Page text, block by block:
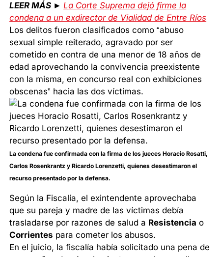
LEER MÁS ►La Corte Suprema dejó firme la
condena a un exdirector de Vialidad de Entre Ríos
Los delitos fueron clasificados como “abuso
sexual simple reiterado, agravado por ser
cometido en contra de una menor de 18 años de
edad aprovechando la convivencia preexistente
con la misma, en concurso real con exhibiciones
obscenas” hacia las dos víctimas.
La condena fue confirmada con la firma de los jueces Horacio Rosatti,
Carlos Rosenkrantz y Ricardo Lorenzetti, quienes desestimaron el
recurso presentado por la defensa.
Según la Fiscalía, el exintendente aprovechaba
que su pareja y madre de las víctimas debía
trasladarse por razones de salud a Resistencia o
Corrientes para cometer los abusos.
En el juicio, la fiscalía había solicitado una pena de